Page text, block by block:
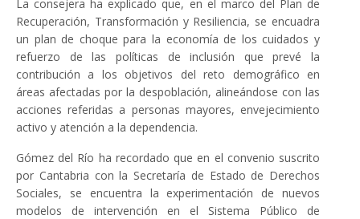
La consejera ha explicado que, en el marco del Plan de
Recuperación, Transformación y Resiliencia, se encuadra
un plan de choque para la economía de los cuidados y
refuerzo de las políticas de inclusión que prevé la
contribución a los objetivos del reto demográfico en
áreas afectadas por la despoblación, alineándose con las
acciones referidas a personas mayores, envejecimiento
activo y atención a la dependencia.
Gómez del Río ha recordado que en el convenio suscrito
por Cantabria con la Secretaría de Estado de Derechos
Sociales, se encuentra la experimentación de nuevos
modelos de intervención en el Sistema Público de